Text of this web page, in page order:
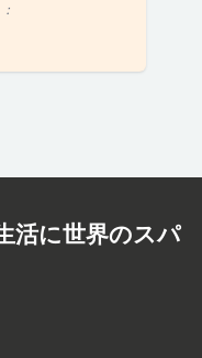
活に世界のスパ